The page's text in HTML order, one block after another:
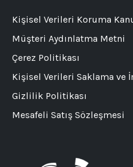
Kişisel Verileri Koruma
Müşteri Aydınlatma Metni
Çerez Politikası
Kişisel Verileri Saklama ve
Gizlilik Politikası
Mesafeli Satış Sözleşmesi